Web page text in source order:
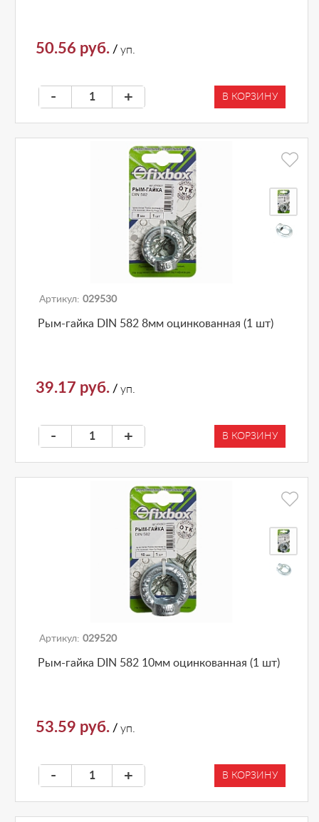
50.56 руб. / уп.
- + В КОРЗИНУ
Артикул: 029530
Рым-гайка DIN 582 8мм оцинкованная (1 шт)
39.17 руб. / уп.
- + В КОРЗИНУ
Артикул: 029520
Рым-гайка DIN 582 10мм оцинкованная (1 шт)
53.59 руб. / уп.
- + В КОРЗИНУ